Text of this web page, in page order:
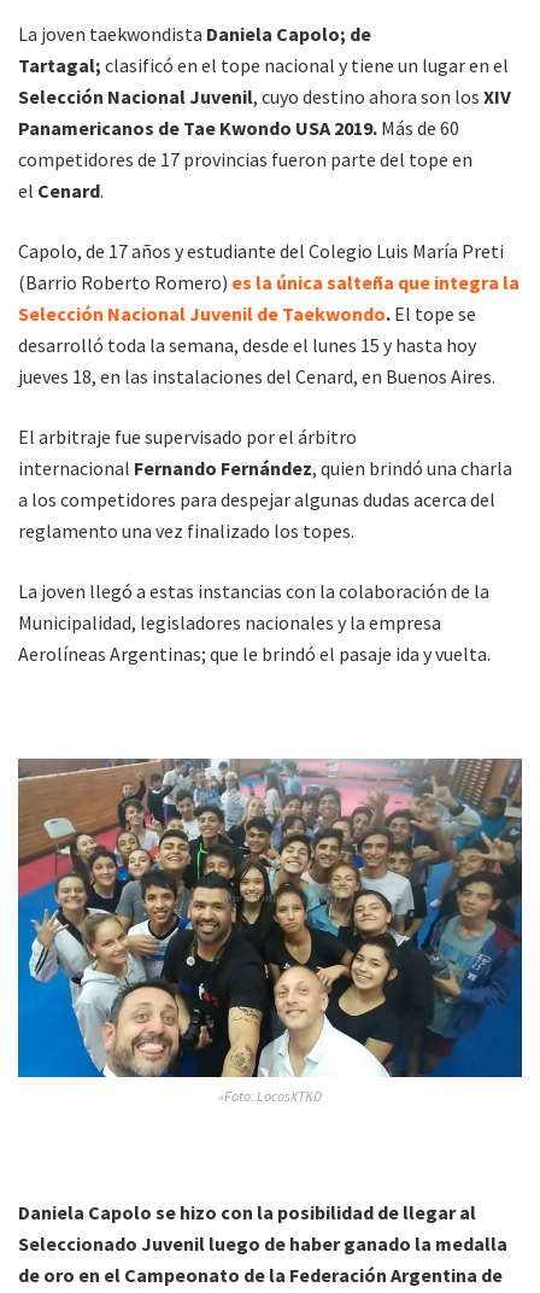
La joven taekwondista Daniela Capolo; de
Tartagal; clasificó en el tope nacional y tiene un lugar en el
Selección Nacional Juvenil, cuyo destino ahora son los XIV
Panamericanos de Tae Kwondo USA 2019. Más de 60
competidores de 17 provincias fueron parte del tope en
el Cenard.
Capolo, de 17 años y estudiante del Colegio Luis María Preti
(Barrio Roberto Romero) es la única salteña que integra la
Selección Nacional Juvenil de Taekwondo. El tope se
desarrolló toda la semana, desde el lunes 15 y hasta hoy
jueves 18, en las instalaciones del Cenard, en Buenos Aires.
El arbitraje fue supervisado por el árbitro
internacional Fernando Fernández, quien brindó una charla
a los competidores para despejar algunas dudas acerca del
reglamento una vez finalizado los topes.
La joven llegó a estas instancias con la colaboración de la
Municipalidad, legisladores nacionales y la empresa
Aerolíneas Argentinas; que le brindó el pasaje ida y vuelta.
»Foto: LocosXTKD
Daniela Capolo se hizo con la posibilidad de llegar al
Seleccionado Juvenil luego de haber ganado la medalla
de oro en el Campeonato de la Federación Argentina de